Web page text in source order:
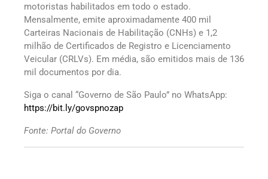
motoristas habilitados em todo o estado.
Mensalmente, emite aproximadamente 400 mil
Carteiras Nacionais de Habilitação (CNHs) e 1,2
milhão de Certificados de Registro e Licenciamento
Veicular (CRLVs). Em média, são emitidos mais de 136
mil documentos por dia.
Siga o canal “Governo de São Paulo” no WhatsApp:
https://bit.ly/govspnozap
Fonte: Portal do Governo